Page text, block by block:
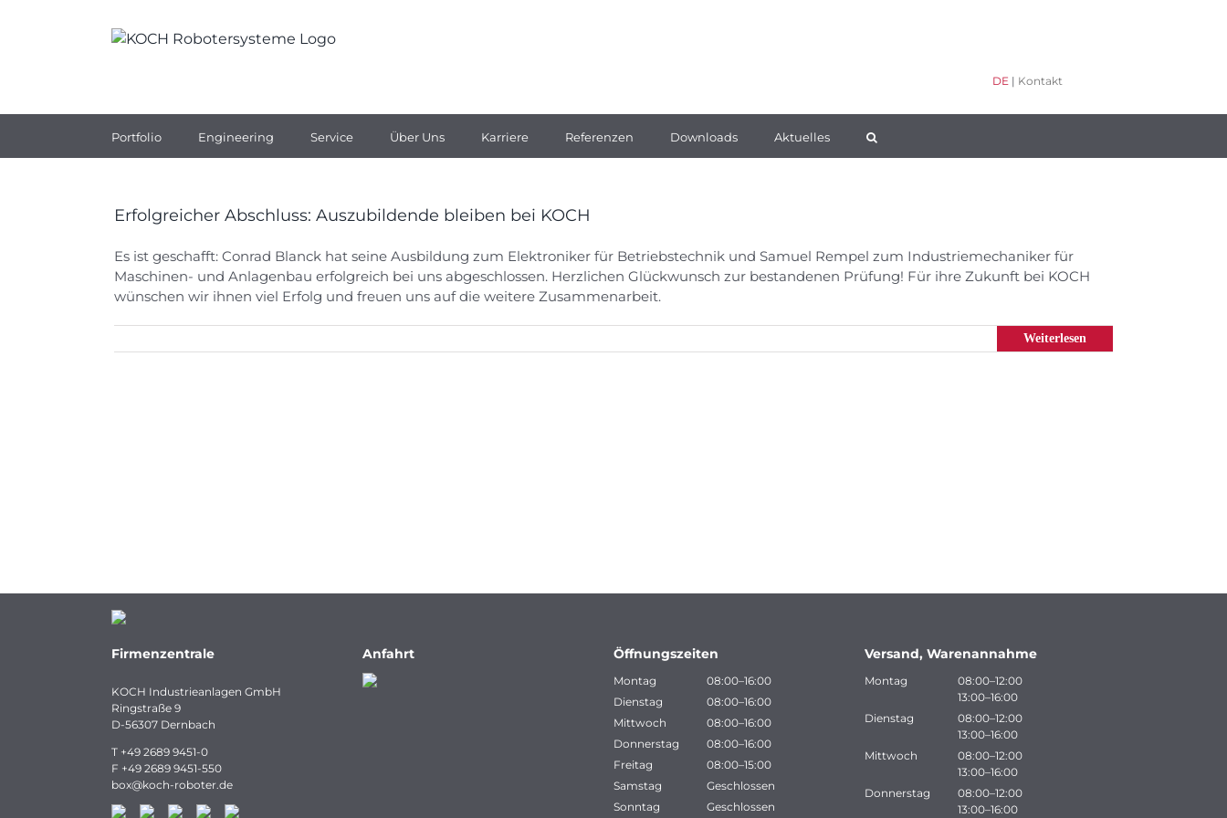
DE | Kontakt
Portfolio Engineering Service Über Uns Karriere Referenzen Downloads Aktuelles
Erfolgreicher Abschluss: Auszubildende bleiben bei KOCH
Es ist geschafft: Conrad Blanck hat seine Ausbildung zum Elektroniker für Betriebstechnik und Samuel Rempel zum Industriemechaniker für
Maschinen- und Anlagenbau erfolgreich bei uns abgeschlossen. Herzlichen Glückwunsch zur bestandenen Prüfung! Für ihre Zukunft bei KOCH
wünschen wir ihnen viel Erfolg und freuen uns auf die weitere Zusammenarbeit.
Weiterlesen
Firmenzentrale
KOCH Industrieanlagen GmbH
Ringstraße 9
D-56307 Dernbach
T +49 2689 9451-0
F +49 2689 9451-550
box@koch-roboter.de
Anfahrt Öffnungszeiten
Montag
08:00–16:00
Dienstag
08:00–16:00
Mittwoch
08:00–16:00
Donnerstag
08:00–16:00
Freitag
08:00–15:00
Samstag
Geschlossen
Sonntag
Geschlossen
Versand, Warenannahme
Montag
08:00–12:00
13:00–16:00
Dienstag
08:00–12:00
13:00–16:00
Mittwoch
08:00–12:00
13:00–16:00
Donnerstag
08:00–12:00
13:00–16:00